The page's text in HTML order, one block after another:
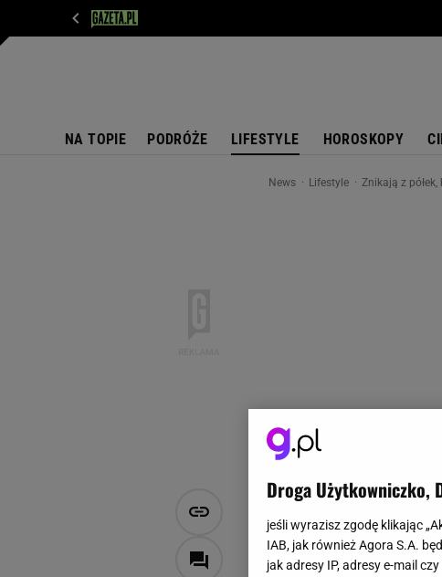
NA TOPIE PODRÓŻE LIFESTYLE HOROSKOPY
News Lifestyle Znikają z
Znikają z
Barson na
Droga Użytkowniczko,
jeśli wyrazisz zgodę klikając
IAB, jak również Agora S.A.
jak adresy IP, adresy e-mail